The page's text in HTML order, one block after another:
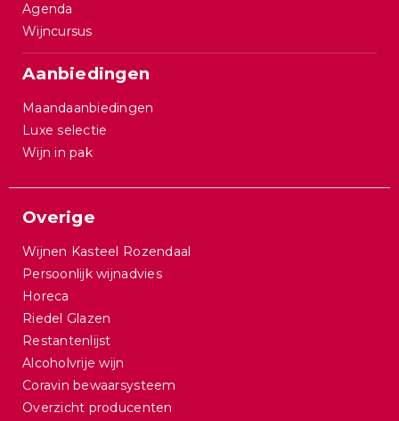
Agenda
Wijncursus
Aanbiedingen
Maandaanbiedingen
Luxe selectie
Wijn in pak
Overige
Wijnen Kasteel Rozendaal
Persoonlijk wijnadvies
Horeca
Riedel Glazen
Restantenlijst
Alcoholvrije wijn
Coravin bewaarsysteem
Overzicht producenten